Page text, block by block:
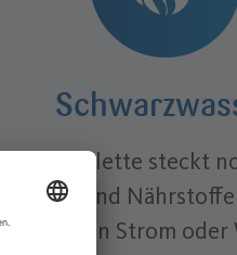
aus der Toilette steckt
Energie und
kommen Strom oder